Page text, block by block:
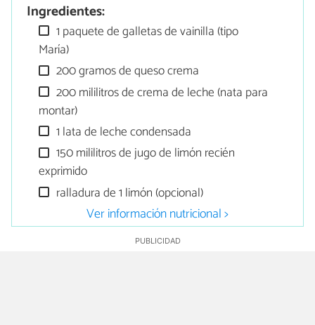
Ingredientes:
1 paquete de galletas de vainilla (tipo
María)
200 gramos de queso crema
200 mililitros de crema de leche (nata para
montar)
1 lata de leche condensada
150 mililitros de jugo de limón recién
exprimido
ralladura de 1 limón (opcional)
Ver información nutricional >